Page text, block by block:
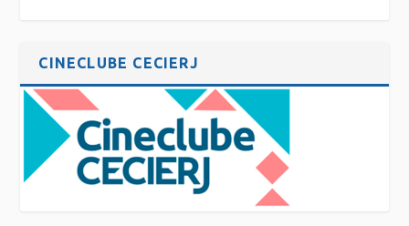
CINECLUBE CECIERJ